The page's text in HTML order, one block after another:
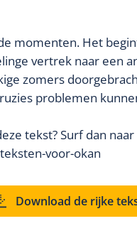
momenten. Het
vertrek naar een
zomers
problemen
tekst? Surf dan naar
voor-okan
Download de rijke